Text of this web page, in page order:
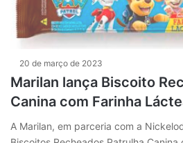
20 de março de 2023
Marilan lança Biscoito
Canina com Farinha
A Marilan, em parceria com a